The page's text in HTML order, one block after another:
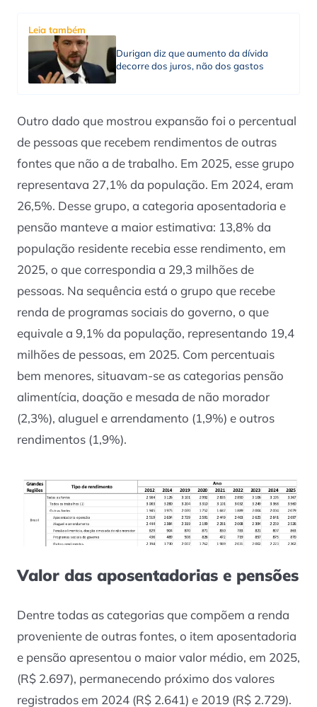
Leia também
Durigan diz que aumento da dívida
decorre dos juros, não dos gastos
Outro dado que mostrou expansão foi o percentual
de pessoas que recebem rendimentos de outras
fontes que não a de trabalho. Em 2025, esse grupo
representava 27,1% da população. Em 2024, eram
26,5%. Desse grupo, a categoria aposentadoria e
pensão manteve a maior estimativa: 13,8% da
população residente recebia esse rendimento, em
2025, o que correspondia a 29,3 milhões de
pessoas. Na sequência está o grupo que recebe
renda de programas sociais do governo, o que
equivale a 9,1% da população, representando 19,4
milhões de pessoas, em 2025. Com percentuais
bem menores, situavam-se as categorias pensão
alimentícia, doação e mesada de não morador
(2,3%), aluguel e arrendamento (1,9%) e outros
rendimentos (1,9%).
Valor das aposentadorias e pensões
Dentre todas as categorias que compõem a renda
proveniente de outras fontes, o item aposentadoria
e pensão apresentou o maior valor médio, em 2025,
(R$ 2.697), permanecendo próximo dos valores
registrados em 2024 (R$ 2.641) e 2019 (R$ 2.729).